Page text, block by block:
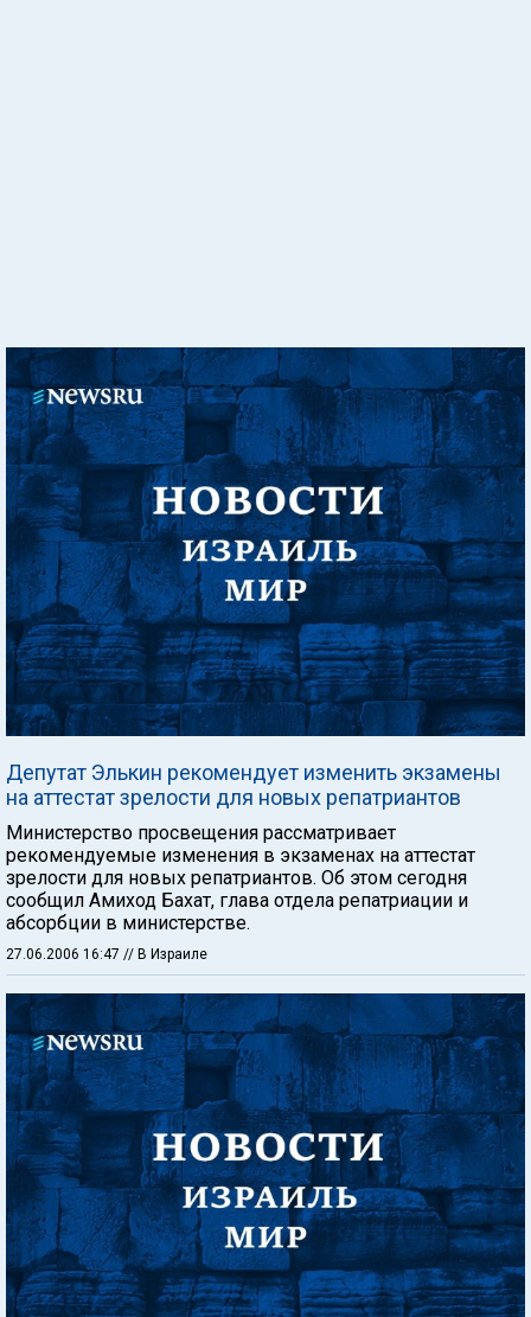
Депутат Элькин рекомендует изменить экзамены
на аттестат зрелости для новых репатриантов
Министерство просвещения рассматривает
рекомендуемые изменения в экзаменах на аттестат
зрелости для новых репатриантов. Об этом сегодня
сообщил Амиход Бахат, глава отдела репатриации и
абсорбции в министерстве.
27.06.2006 16:47 // В Израиле